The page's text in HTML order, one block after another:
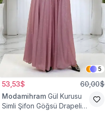
5
53,53$ 60,00$
Modamihram Gül Kurusu
Simli Şifon Göğsü Drapeli